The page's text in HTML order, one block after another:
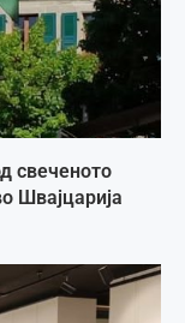
свеченото
Швајцарија